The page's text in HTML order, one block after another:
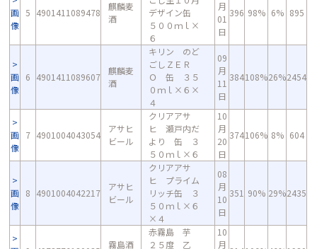
画
像
5 4901411089478
麒麟麦
酒
デザイン缶
５００ｍｌ×
６
月
01
日
396 98% 6% 895
画
像
6 4901411089607
麒麟麦
酒
キリン のど
ごしＺＥＲ
Ｏ 缶 ３５
０ｍｌ×６×
４
09
月
11
日
384108%26%2454
画
像
7 4901004043054
アサヒ
ビール
クリアアサ
ヒ 瀬戸内だ
より 缶 ３
５０ｍｌ×６
10
月
20
日
374106% 8% 604
画
像
8 4901004042217
アサヒ
ビール
クリアアサ
ヒ プライム
リッチ缶 ３
５０ｍｌ×６
×４
08
月
10
日
351 90% 29%2435
霧島酒
赤霧島 芋
２５度 乙
10
月